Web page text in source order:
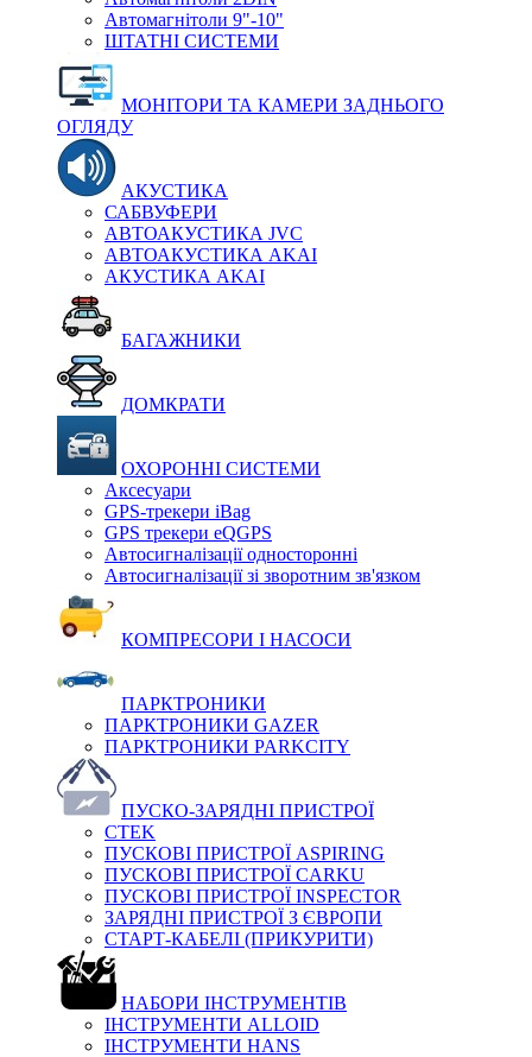
Автомагнітоли 9"-10"
ШТАТНІ СИСТЕМИ
МОНІТОРИ ТА КАМЕРИ ЗАДНЬОГО
ОГЛЯДУ
АКУСТИКА
САБВУФЕРИ
АВТОАКУСТИКА JVC
АВТОАКУСТИКА AKAI
АКУСТИКА AKAI
БАГАЖНИКИ
ДОМКРАТИ
ОХОРОННІ СИСТЕМИ
Аксесуари
GPS-трекери iBag
GPS трекери eQGPS
Автосигналізації односторонні
Автосигналізації зі зворотним зв'язком
КОМПРЕСОРИ І НАСОСИ
ПАРКТРОНИКИ
ПАРКТРОНИКИ GAZER
ПАРКТРОНИКИ PARKCITY
ПУСКО-ЗАРЯДНІ ПРИСТРОЇ
CTEK
ПУСКОВІ ПРИСТРОЇ ASPIRING
ПУСКОВІ ПРИСТРОЇ CARKU
ПУСКОВІ ПРИСТРОЇ INSPECTOR
ЗАРЯДНІ ПРИСТРОЇ З ЄВРОПИ
СТАРТ-КАБЕЛІ (ПРИКУРИТИ)
НАБОРИ ІНСТРУМЕНТІВ
ІНСТРУМЕНТИ ALLOID
ІНСТРУМЕНТИ HANS